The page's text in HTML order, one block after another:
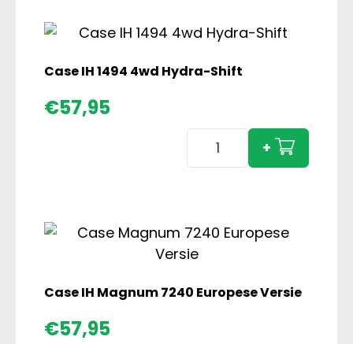
Case IH 1494 4wd Hydra-Shift
€57,95
Case
Hydra-
Shift
aantal
+
Case IH Magnum 7240 Europese Versie
€57,95